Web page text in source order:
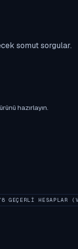
somut sorgular.
hazırlayın.
GEÇERLI HESAPLAR